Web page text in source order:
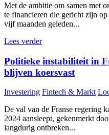
Met de ambitie om samen met
te financieren die gericht zijn
vijf maanden geleden...
Lees verder
Politieke instabiliteit in
blijven koersvast
Investering Fintech & Markt
De val van de Franse regering
2024 aansleept, gekenmerkt
langdurig ontbreken...